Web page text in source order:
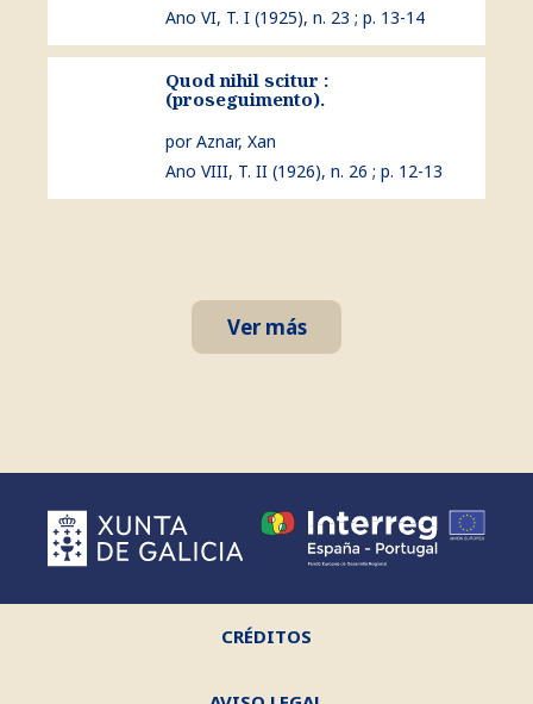
Ano VI, T. I (1925), n. 23 ; p. 13-14
ver Quod nihil scitur : (proseguimento).
Quod nihil scitur :
(proseguimento).
por Aznar, Xan
Ano VIII, T. II (1926), n. 26 ; p. 12-13
Ver más
CRÉDITOS